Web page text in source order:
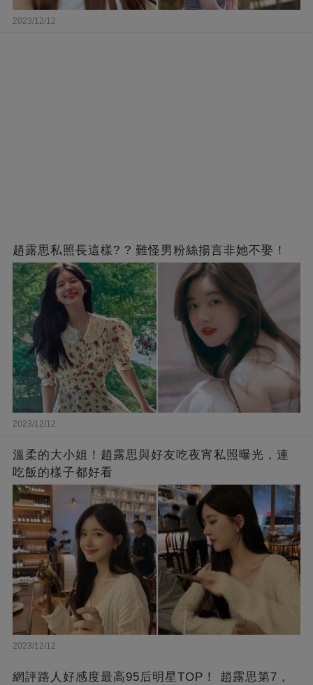
2023/12/12
趙露思私照長這樣? ? 難怪男粉絲揚言非她不娶！
2023/12/12
溫柔的大小姐！趙露思與好友吃夜宵私照曝光，連
吃飯的樣子都好看
2023/12/12
網評路人好感度最高95后明星TOP！ 趙露思第7，